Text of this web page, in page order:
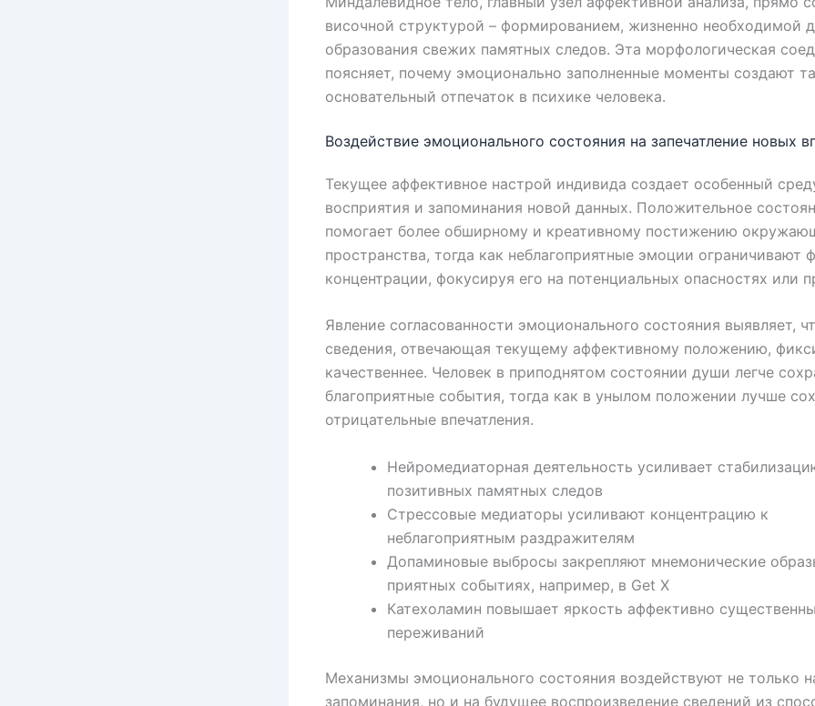
височной структурой – формированием, жизненно необходимой
образования свежих памятных следов. Эта морфологическая
поясняет, почему эмоционально заполненные моменты создают
основательный отпечаток в психике человека.
Воздействие эмоционального состояния на запечатление новых
Текущее аффективное настрой индивида создает особенный
восприятия и запоминания новой данных. Положительное
помогает более обширному и креативному постижению
пространства, тогда как неблагоприятные эмоции ограничивают
концентрации, фокусируя его на потенциальных опасностях или
Явление согласованности эмоционального состояния выявляет,
сведения, отвечающая текущему аффективному положению,
качественнее. Человек в приподнятом состоянии души легче
благоприятные события, тогда как в унылом положении лучше
отрицательные впечатления.
Нейромедиаторная деятельность усиливает
позитивных памятных следов
Стрессовые медиаторы усиливают концентрацию к
неблагоприятным раздражителям
Допаминовые выбросы закрепляют мнемонические
приятных событиях, например, в Get X
Катехоламин повышает яркость аффективно
переживаний
Механизмы эмоционального состояния воздействуют не только
запоминания, но и на будущее воспроизведение сведений из